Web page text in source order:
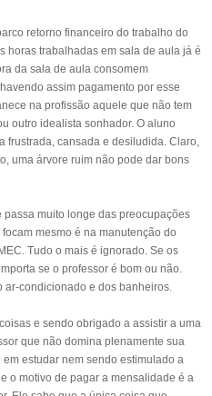
retorno financeiro do trabalho do
horas trabalhadas em sala de aula já é
da sala de aula consomem
assim pagamento por esse
na profissão aquele que não tem
outro idealista sonhador. O aluno
frustrada, cansada e desiludida. Claro,
uma árvore ruim não pode dar bons
muito longe das preocupações
mesmo é na manutenção do
Tudo o mais é ignorado. Se os
se o professor é bom ou não.
condicionado e dos banheiros.
e sendo obrigado a assistir a uma
que não domina plenamente sua
estudar nem sendo estimulado a
o motivo de pagar a mensalidade é a